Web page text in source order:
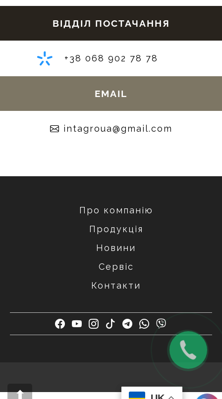
ВІДДІЛ ПОСТАЧАННЯ
+38 068 902 78 78
EMAIL
moc.liamg@auorgatni
Про компанію
Продукція
Новини
Сервіс
Контакти